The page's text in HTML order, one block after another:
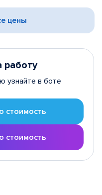
цены
работу
узнайте в боте
стоимость
стоимость